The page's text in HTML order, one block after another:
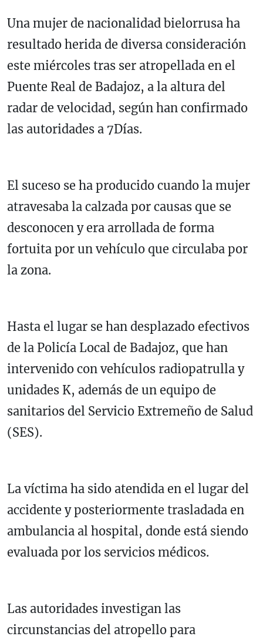
Una mujer de nacionalidad bielorrusa ha
resultado herida de diversa consideración
este miércoles tras ser atropellada en el
Puente Real de Badajoz, a la altura del
radar de velocidad, según han confirmado
las autoridades a 7Días.
El suceso se ha producido cuando la mujer
atravesaba la calzada por causas que se
desconocen y era arrollada de forma
fortuita por un vehículo que circulaba por
la zona.
Hasta el lugar se han desplazado efectivos
de la Policía Local de Badajoz, que han
intervenido con vehículos radiopatrulla y
unidades K, además de un equipo de
sanitarios del Servicio Extremeño de Salud
(SES).
La víctima ha sido atendida en el lugar del
accidente y posteriormente trasladada en
ambulancia al hospital, donde está siendo
evaluada por los servicios médicos.
Las autoridades investigan las
circunstancias del atropello para